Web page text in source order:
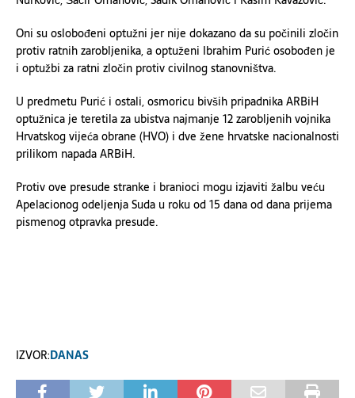
Oni su oslobođeni optužni jer nije dokazano da su počinili zločin
protiv ratnih zarobljenika, a optuženi Ibrahim Purić osobođen je
i optužbi za ratni zločin protiv civilnog stanovništva.
U predmetu Purić i ostali, osmoricu bivših pripadnika ARBiH
optužnica je teretila za ubistva najmanje 12 zarobljenih vojnika
Hrvatskog vijeća obrane (HVO) i dve žene hrvatske nacionalnosti
prilikom napada ARBiH.
Protiv ove presude stranke i branioci mogu izjaviti žalbu veću
Apelacionog odeljenja Suda u roku od 15 dana od dana prijema
pismenog otpravka presude.
IZVOR:DANAS